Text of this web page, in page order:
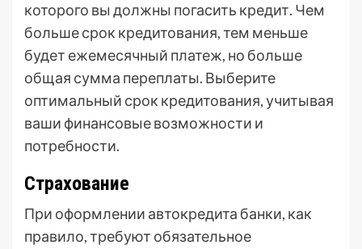
которого вы должны погасить кредит. Чем
больше срок кредитования, тем меньше
будет ежемесячный платеж, но больше
общая сумма переплаты. Выберите
оптимальный срок кредитования, учитывая
ваши финансовые возможности и
потребности.
Страхование
При оформлении автокредита банки, как
правило, требуют обязательное